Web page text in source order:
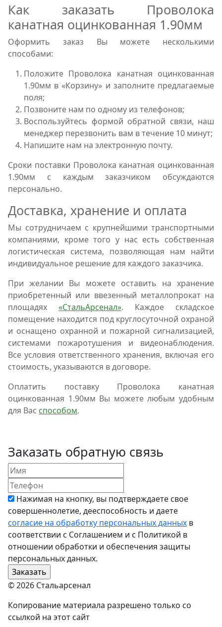
Как заказать Проволока
канатная оцинкованная 1.90мм
Оформить заказ Вы можете несколькими
способами:
Положите Проволока канатная оцинкованная
1.90мм в «Корзину» и заполните предлагаемые
поля;
Позвоните нам по одному из телефонов;
Воспользуйтесь формой обратной связи, наш
менеджер перезвонить вам в течение 10 минут;
Напишите нам на электронную почту.
Сроки поставки Проволока канатная оцинкованная
1.90мм с каждым заказчиком обсуждаются
персонально.
Доставка, хранение и оплата
Мы сотрудничаем с крупнейшими транспортными
компаниями, кроме того у нас есть собственная
логистическая система, позволяющая нам найти
индивидуальное решение для каждого заказчика.
При желании Вы можете оставить на хранение
приобретенный или ввезенный металлопрокат на
площадях «СтальАрсенал». Каждое складское
помещение находится под круглосуточной охраной
и оснащено охранной и пожарной сигнализацией,
системами пожаротушения и видеонаблюдения.
Все условия ответственного хранения, включая его
стоимость, указываются в договоре.
Оплатить поставку Проволока канатная
оцинкованная 1.90мм Вы можете любым удобным
для Вас способом.
Заказать обратную связь
Нажимая на кнопку, вы подтверждаете свое
совершеннолетие, дееспособность и даете
согласие на обработку персональных данных в
соответствии с Соглашением и с Политикой в
отношении обработки и обеспечения защиты
персональных данных.
© 2026 Стальарсенал
Копирование материала разрешено только со
ссылкой на этот сайт